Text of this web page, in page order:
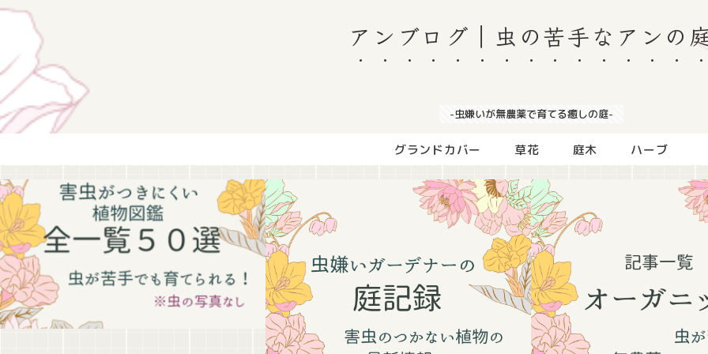
アンブログ｜虫の苦手なアンの
-虫嫌いが無農薬で育てる癒しの庭-
グランドカバー 草花 庭木 ハーブ